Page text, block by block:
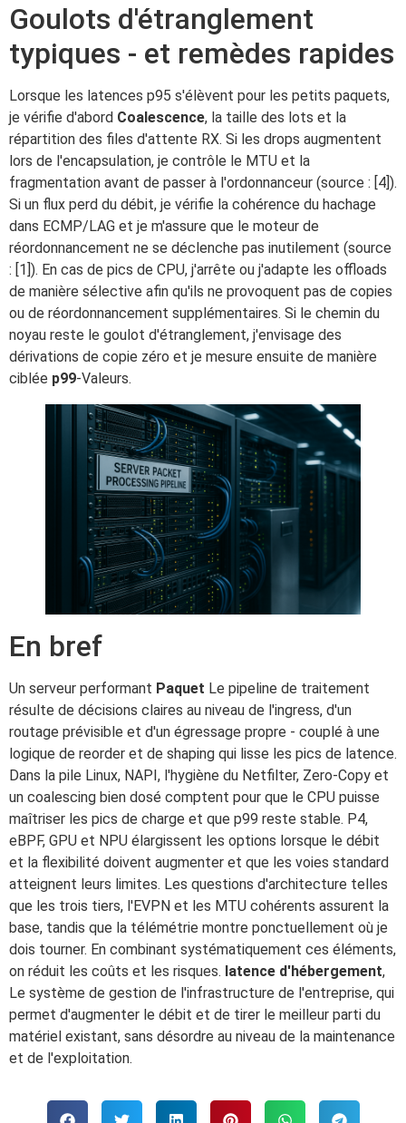
Goulots d'étranglement
typiques - et remèdes rapides
Lorsque les latences p95 s'élèvent pour les petits paquets,
je vérifie d'abord Coalescence, la taille des lots et la
répartition des files d'attente RX. Si les drops augmentent
lors de l'encapsulation, je contrôle le MTU et la
fragmentation avant de passer à l'ordonnanceur (source : [4]).
Si un flux perd du débit, je vérifie la cohérence du hachage
dans ECMP/LAG et je m'assure que le moteur de
réordonnancement ne se déclenche pas inutilement (source
: [1]). En cas de pics de CPU, j'arrête ou j'adapte les offloads
de manière sélective afin qu'ils ne provoquent pas de copies
ou de réordonnancement supplémentaires. Si le chemin du
noyau reste le goulot d'étranglement, j'envisage des
dérivations de copie zéro et je mesure ensuite de manière
ciblée p99-Valeurs.
En bref
Un serveur performant Paquet Le pipeline de traitement
résulte de décisions claires au niveau de l'ingress, d'un
routage prévisible et d'un égressage propre - couplé à une
logique de reorder et de shaping qui lisse les pics de latence.
Dans la pile Linux, NAPI, l'hygiène du Netfilter, Zero-Copy et
un coalescing bien dosé comptent pour que le CPU puisse
maîtriser les pics de charge et que p99 reste stable. P4,
eBPF, GPU et NPU élargissent les options lorsque le débit
et la flexibilité doivent augmenter et que les voies standard
atteignent leurs limites. Les questions d'architecture telles
que les trois tiers, l'EVPN et les MTU cohérents assurent la
base, tandis que la télémétrie montre ponctuellement où je
dois tourner. En combinant systématiquement ces éléments,
on réduit les coûts et les risques. latence d'hébergement,
Le système de gestion de l'infrastructure de l'entreprise, qui
permet d'augmenter le débit et de tirer le meilleur parti du
matériel existant, sans désordre au niveau de la maintenance
et de l'exploitation.